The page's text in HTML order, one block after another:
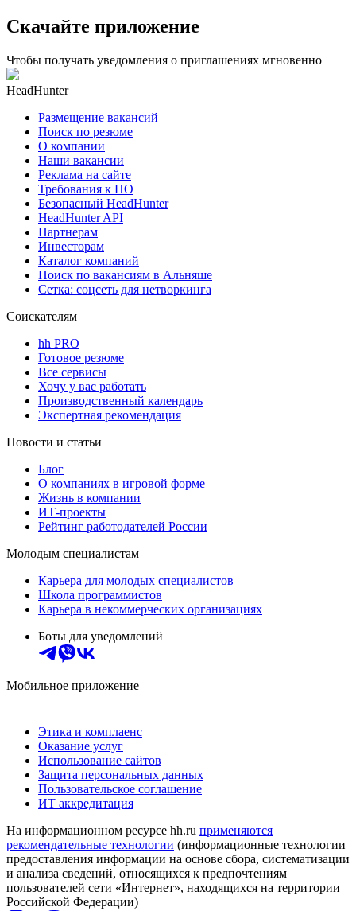
Скачайте приложение
Чтобы получать уведомления о приглашениях мгновенно
HeadHunter
Размещение вакансий
Поиск по резюме
О компании
Наши вакансии
Реклама на сайте
Требования к ПО
Безопасный HeadHunter
HeadHunter API
Партнерам
Инвесторам
Каталог компаний
Поиск по вакансиям в Альняше
Сетка: соцсеть для нетворкинга
Соискателям
hh PRO
Готовое резюме
Все сервисы
Хочу у вас работать
Производственный календарь
Экспертная рекомендация
Новости и статьи
Блог
О компаниях в игровой форме
Жизнь в компании
ИТ-проекты
Рейтинг работодателей России
Молодым специалистам
Карьера для молодых специалистов
Школа программистов
Карьера в некоммерческих организациях
Боты для уведомлений
Мобильное приложение
Этика и комплаенс
Оказание услуг
Использование сайтов
Защита персональных данных
Пользовательское соглашение
ИТ аккредитация
На информационном ресурсе hh.ru применяются
рекомендательные технологии (информационные технологии
предоставления информации на основе сбора, систематизации
и анализа сведений, относящихся к предпочтениям
пользователей сети «Интернет», находящихся на территории
Российской Федерации)